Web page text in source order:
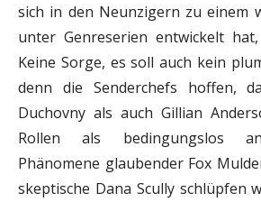
sich in den Neunzigern zu einem
unter Genreserien entwickelt
Keine Sorge, es soll auch kein
denn die Senderchefs hoffen,
Duchovny als auch Gillian
Rollen als bedingungslos
Phänomene glaubender Fox
skeptische Dana Scully schlüpfen